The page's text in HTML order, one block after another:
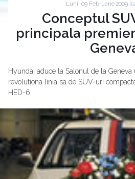
Luni, 09 Februarie 2009 |
Conceptul
principala
Hyundai aduce la Salonul de la Geneva
revolutiona linia sa de SUV-uri
HED-6.